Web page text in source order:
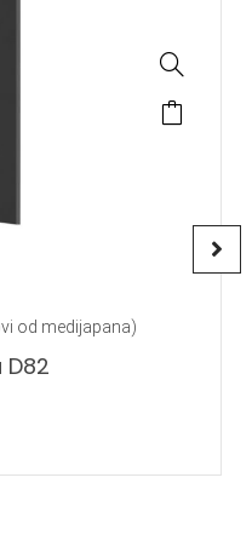
od medijapana)